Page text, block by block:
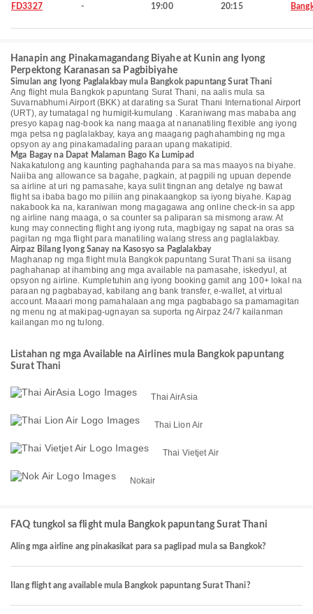
FD3327 - 19:00 20:15
Hanapin ang Pinakamagandang Biyahe at Kunin ang Iyong
Perpektong Karanasan sa Pagbibiyahe
Simulan ang Iyong Paglalakbay mula Bangkok papuntang Surat Thani
Ang flight mula Bangkok papuntang Surat Thani, na aalis mula sa
Suvarnabhumi Airport (BKK) at darating sa Surat Thani International Airport
(URT), ay tumatagal ng humigit-kumulang . Karaniwang mas mababa ang
presyo kapag nag-book ka nang maaga at nananatiling flexible ang iyong
mga petsa ng paglalakbay, kaya ang maagang paghahambing ng mga
opsyon ay ang pinakamadaling paraan upang makatipid.
Mga Bagay na Dapat Malaman Bago Ka Lumipad
Nakakatulong ang kaunting paghahanda para sa mas maayos na biyahe.
Naiiba ang allowance sa bagahe, pagkain, at pagpili ng upuan depende
sa airline at uri ng pamasahe, kaya sulit tingnan ang detalye ng bawat
flight sa ibaba bago mo piliin ang pinakaangkop sa iyong biyahe. Kapag
nakabook ka na, karaniwan mong magagawa ang online check-in sa app
ng airline nang maaga, o sa counter sa paliparan sa mismong araw. At
kung may connecting flight ang iyong ruta, magbigay ng sapat na oras sa
pagitan ng mga flight para manatiling walang stress ang paglalakbay.
Airpaz Bilang Iyong Sanay na Kasosyo sa Paglalakbay
Maghanap ng mga flight mula Bangkok papuntang Surat Thani sa iisang
paghahanap at ihambing ang mga available na pamasahe, iskedyul, at
opsyon ng airline. Kumpletuhin ang iyong booking gamit ang 100+ lokal na
paraan ng pagbabayad, kabilang ang bank transfer, e-wallet, at virtual
account. Maaari mong pamahalaan ang mga pagbabago sa pamamagitan
ng menu ng at makipag-ugnayan sa suporta ng Airpaz 24/7 kailanman
kailangan mo ng tulong.
Listahan ng mga Available na Airlines mula Bangkok papuntang
Surat Thani
Thai AirAsia
Thai Lion Air
Thai Vietjet Air
Nokair
FAQ tungkol sa flight mula Bangkok papuntang Surat Thani
Aling mga airline ang pinakasikat para sa paglipad mula sa Bangkok?
Ilang flight ang available mula Bangkok papuntang Surat Thani?